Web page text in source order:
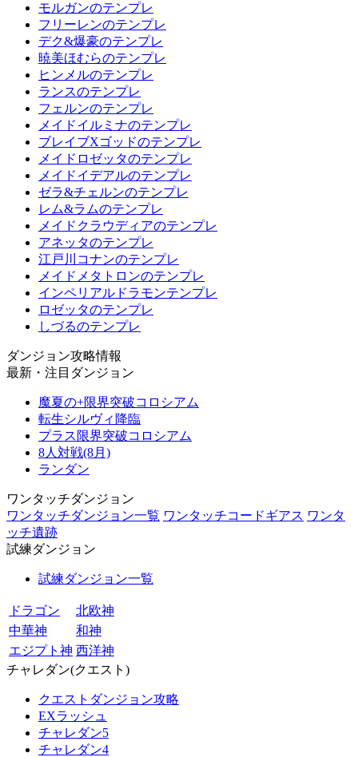
モルガンのテンプレ
フリーレンのテンプレ
デク&爆豪のテンプレ
暁美ほむらのテンプレ
ヒンメルのテンプレ
ランスのテンプレ
フェルンのテンプレ
メイドイルミナのテンプレ
ブレイブXゴッドのテンプレ
メイドロゼッタのテンプレ
メイドイデアルのテンプレ
ゼラ&チェルンのテンプレ
レム&ラムのテンプレ
メイドクラウディアのテンプレ
アネッタのテンプレ
江戸川コナンのテンプレ
メイドメタトロンのテンプレ
インペリアルドラモンテンプレ
ロゼッタのテンプレ
しづるのテンプレ
ダンジョン攻略情報
最新・注目ダンジョン
魔夏の+限界突破コロシアム
転生シルヴィ降臨
プラス限界突破コロシアム
8人対戦(8月)
ランダン
ワンタッチダンジョン
ワンタッチダンジョン一覧 ワンタッチコードギアス ワンタ
ッチ遺跡
試練ダンジョン
試練ダンジョン一覧
ドラゴン
北欧神
中華神
和神
エジプト神 西洋神
チャレダン(クエスト)
クエストダンジョン攻略
EXラッシュ
チャレダン5
チャレダン4